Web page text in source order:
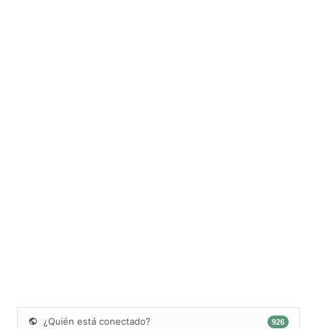
¿Quién está conectado? 926